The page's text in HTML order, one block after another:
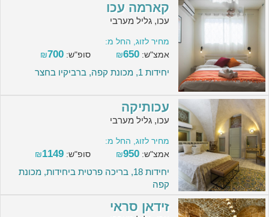
קארמה עכו
עכו, גליל מערבי
מחיר לזוג, החל מ:
אמצ"ש:
₪650 סופ"ש: ₪700
יחידות 1, מכונת קפה, ברביקיו בחצר
עכותיקה
עכו, גליל מערבי
מחיר לזוג, החל מ:
אמצ"ש:
₪950 סופ"ש: ₪1149
יחידות 18, בריכה פרטית ביחידות, מכונת
קפה
זידאן סראי